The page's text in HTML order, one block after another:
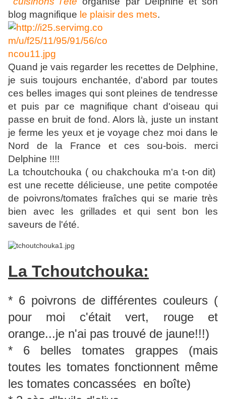
blog magnifique le plaisir des mets.
Quand je vais regarder les recettes de Delphine,
je suis toujours enchantée, d'abord par toutes
ces belles images qui sont pleines de tendresse
et puis par ce magnifique chant d'oiseau qui
passe en bruit de fond. Alors là, juste un instant
je ferme les yeux et je voyage chez moi dans le
Nord de la France et ces sou-bois. merci
Delphine !!!!
La tchoutchouka ( ou chakchouka m'a t-on dit)
est une recette délicieuse, une petite compotée
de poivrons/tomates fraîches qui se marie très
bien avec les grillades et qui sent bon les
saveurs de l'été.
La Tchoutchouka:
* 6 poivrons de différentes couleurs (
pour moi c'était vert, rouge et
orange...je n'ai pas trouvé de jaune!!!)
* 6 belles tomates grappes (mais
toutes les tomates fonctionnent même
les tomates concassées en boîte)